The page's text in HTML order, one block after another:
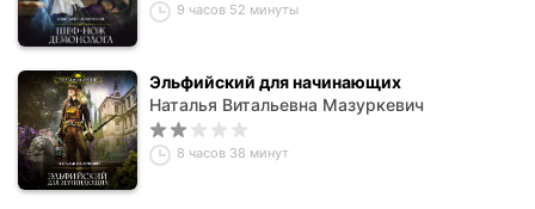
9 часов 52 минуты
Эльфийский для начинающих
Наталья Витальевна Мазуркевич
8 часов 38 минут